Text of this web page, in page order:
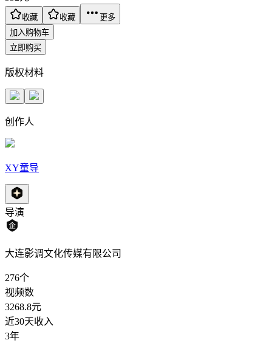
收藏 收藏
更多
加入购物车
立即购买
版权材料
创作人
XY童导
导演
大连影调文化传媒有限公司
276个
视频数
3268.8元
近30天收入
3年